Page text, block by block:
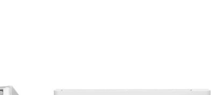
₫ 53.200.000.